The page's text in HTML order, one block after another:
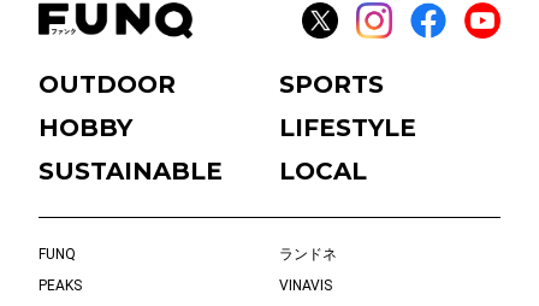
OUTDOOR
SPORTS
HOBBY
LIFESTYLE
SUSTAINABLE
LOCAL
FUNQ
ランドネ
PEAKS
VINAVIS